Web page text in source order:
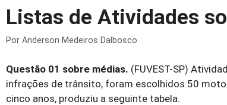
Listas de Atividades
Por Anderson Medeiros Dalbosco
Questão 01 sobre médias. (FUVEST-SP)
infrações de trânsito, foram escolhidos 50
cinco anos, produziu a seguinte tabela.